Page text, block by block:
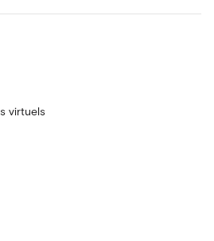
virtuels